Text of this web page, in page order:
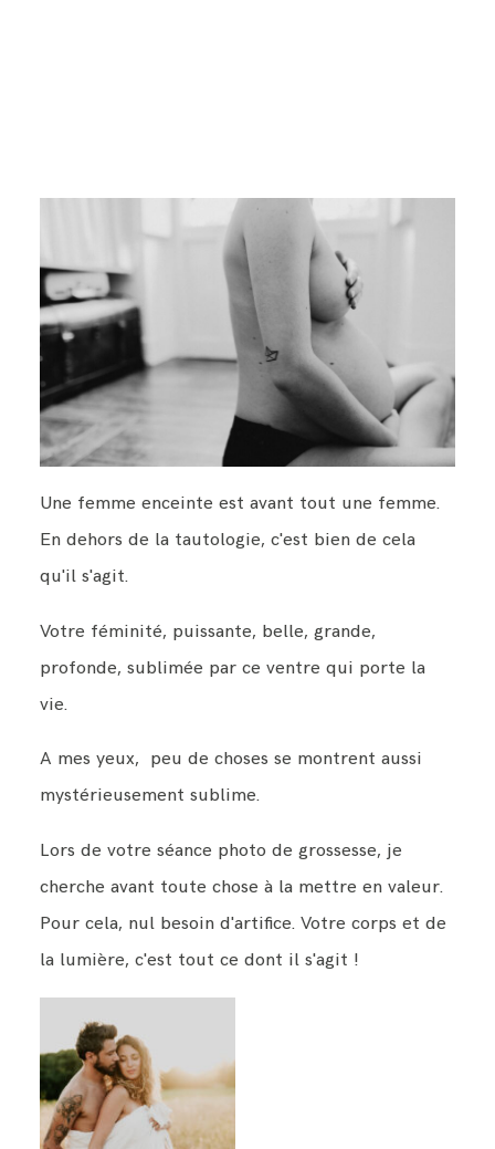
Une femme enceinte est avant tout une femme.
En dehors de la tautologie, c'est bien de cela
qu'il s'agit.
Votre féminité, puissante, belle, grande,
profonde, sublimée par ce ventre qui porte la
vie.
A mes yeux, peu de choses se montrent aussi
mystérieusement sublime.
Lors de votre séance photo de grossesse, je
cherche avant toute chose à la mettre en valeur.
Pour cela, nul besoin d'artifice. Votre corps et de
la lumière, c'est tout ce dont il s'agit !